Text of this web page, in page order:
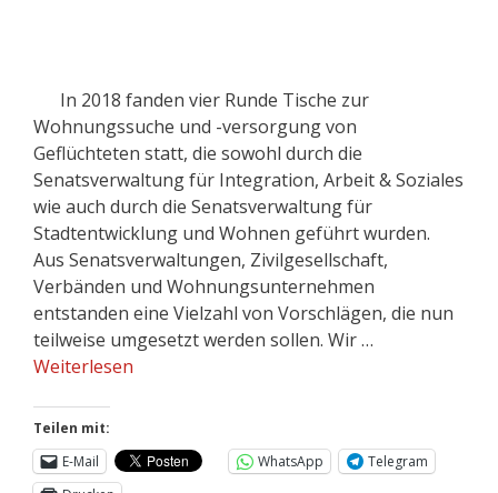
In 2018 fanden vier Runde Tische zur
Wohnungssuche und -versorgung von
Geflüchteten statt, die sowohl durch die
Senatsverwaltung für Integration, Arbeit & Soziales
wie auch durch die Senatsverwaltung für
Stadtentwicklung und Wohnen geführt wurden.
Aus Senatsverwaltungen, Zivilgesellschaft,
Verbänden und Wohnungsunternehmen
entstanden eine Vielzahl von Vorschlägen, die nun
teilweise umgesetzt werden sollen. Wir …
Weiterlesen
Teilen mit:
E-Mail
WhatsApp
Telegram